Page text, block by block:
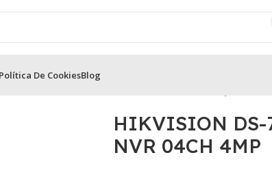
De CookiesBlog
HIKVISION DS-7104NI-Q1
HIKVISION DS-
NVR 04CH 4MP